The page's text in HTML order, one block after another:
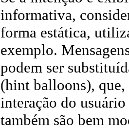
informativa,
forma estática,
exemplo.
podem ser
(hint balloons),
interação do
também são bem